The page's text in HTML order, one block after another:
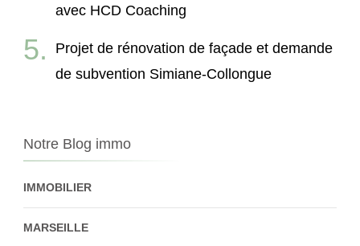
avec HCD Coaching
Projet de rénovation de façade et demande
de subvention Simiane-Collongue
Notre Blog immo
IMMOBILIER
MARSEILLE